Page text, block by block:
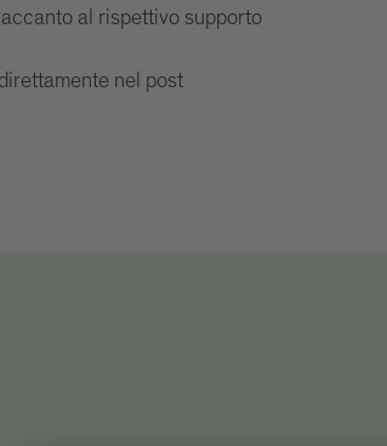
al rispettivo supporto
nel post